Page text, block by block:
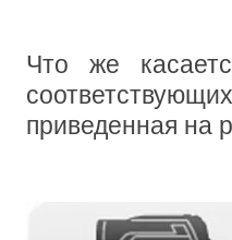
Что же
приведенная на